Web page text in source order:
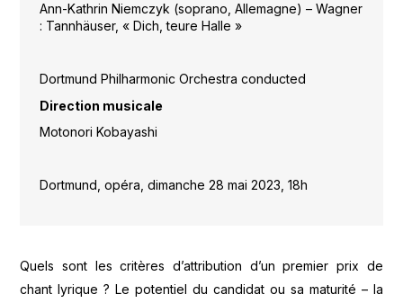
Ann-Kathrin Niemczyk (soprano, Allemagne) – Wagner
: Tannhäuser, « Dich, teure Halle »
Dortmund Philharmonic Orchestra conducted
Direction musicale
Motonori Kobayashi
Dortmund, opéra, dimanche 28 mai 2023, 18h
Quels sont les critères d’attribution d’un premier prix de
chant lyrique ? Le potentiel du candidat ou sa maturité – la